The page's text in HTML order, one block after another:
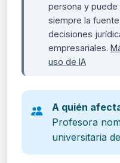
persona y puede
siempre la
decisiones
empresariales.
uso de IA
A quién
Profesora
universitaria